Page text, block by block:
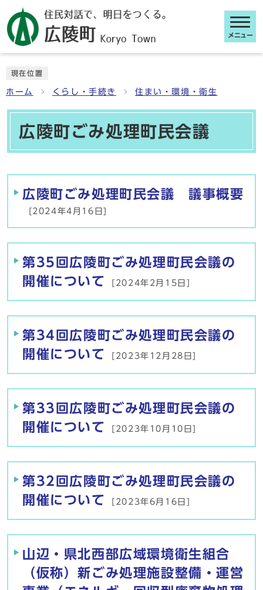
メニュー
現在位置
ホーム くらし・手続き 住まい・環境・衛生
広陵町ごみ処理町民会議
メインメニュー
広陵町ごみ処理町民会議 議事概要
[2024年4月16日]
第35回広陵町ごみ処理町民会議の
開催について
[2024年2月15日]
第34回広陵町ごみ処理町民会議の
開催について
[2023年12月28日]
第33回広陵町ごみ処理町民会議の
開催について
[2023年10月10日]
第32回広陵町ごみ処理町民会議の
開催について
[2023年6月16日]
山辺・県北西部広域環境衛生組合
（仮称）新ごみ処理施設整備・運営